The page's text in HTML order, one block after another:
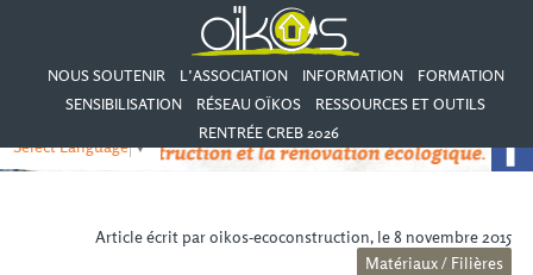
NOUS SOUTENIR L’ASSOCIATION INFORMATION
FORMATION
SENSIBILISATION
RÉSEAU OÏKOS
RESSOURCES ET OUTILS
RENTRÉE CREB 2026
Select Language▼
Article écrit par oikos-ecoconstruction, le 8 novembre 2015
Matériaux / Filières